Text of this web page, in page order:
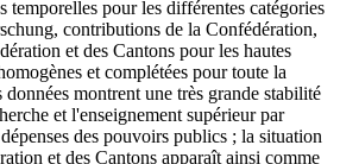
temporelles pour les différentes catégories
contributions de la Confédération,
et des Cantons pour les hautes
et complétées pour toute la
données montrent une très grande stabilité
et l'enseignement supérieur par
des pouvoirs publics ; la situation
et des Cantons apparaît ainsi comme